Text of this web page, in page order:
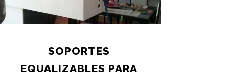
SOPORTES
EQUALIZABLES PARA